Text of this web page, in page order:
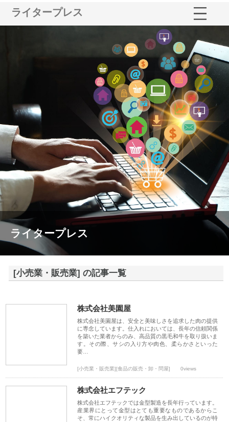
ライタープレス
ライタープレス
[小売業・販売業] の記事一覧
株式会社美園屋
株式会社美園屋は、安全と美味しさを追求した肉の提供
に専念しています。仕入れにおいては、長年の信頼関係
を築いた業者からのみ、高品質の黒毛和牛を取り扱いま
す。その際、サシの入り方や肉色、柔らかさといった
要…
[小売業・販売業][食品の販売・卸・問屋] 0views
株式会社エフテック
株式会社エフテックでは金型製造を長年行っています。
産業界にとって金型はとても重要なものであるからこ
そ、常にハイクオリティな製品を生み出しているのが特